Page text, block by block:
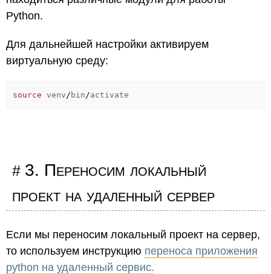
Python.
Для дальнейшей настройки активируем
виртуальную среду:
source venv/ bin/activate
3. Переносим локальный
проект на удаленный сервер
Если мы переносим локальный проект на сервер,
то используем инструкцию переноса приложения
python на удаленный сервис.